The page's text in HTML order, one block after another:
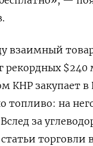
взаимный
рекордных
КНР закупает в
топливо: на
за
торговли